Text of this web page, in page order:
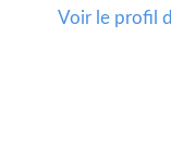
Voir le profil